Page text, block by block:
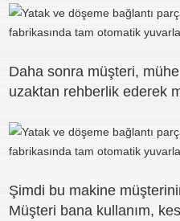
Daha sonra müşteri,
uzaktan rehberlik ederek
Şimdi bu makine
Müşteri bana kullanım,